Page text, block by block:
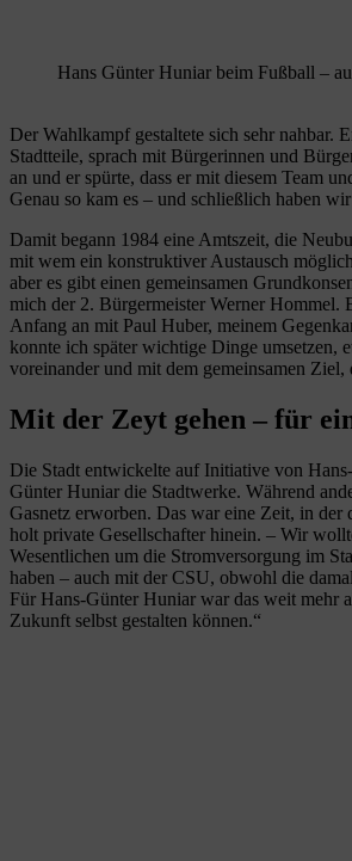
Hans Günter Huniar beim Fußball –
Der Wahlkampf gestaltete sich sehr
Stadtteile, sprach mit Bürgerinnen und
an und er spürte, dass er mit diesem Team
Genau so kam es – und schließlich haben
Damit begann 1984 eine Amtszeit, die
mit wem ein konstruktiver Austausch
aber es gibt einen gemeinsamen
mich der 2. Bürgermeister Werner Hommel.
Anfang an mit Paul Huber, meinem
konnte ich später wichtige Dinge umsetzen,
voreinander und mit dem gemeinsamen Ziel,
Mit der Zeyt gehen – für ein
Die Stadt entwickelte auf Initiative von
Günter Huniar die Stadtwerke. Während
Gasnetz erworben. Das war eine Zeit, in
holt private Gesellschafter hinein. – Wir
Wesentlichen um die Stromversorgung im
haben – auch mit der CSU, obwohl die
Für Hans-Günter Huniar war das weit mehr
Zukunft selbst gestalten können.“